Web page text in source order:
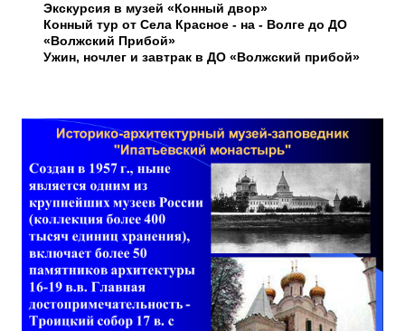
Экскурсия в музей «Конный двор»
Конный тур от Села Красное - на - Волге до ДО
«Волжский Прибой»
Ужин, ночлег и завтрак в ДО «Волжский прибой»